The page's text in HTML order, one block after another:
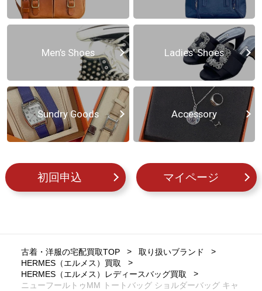
Men’s Shoes Ladies’ Shoes
Sundry Goods Accessory
初回申込 マイページ
古着・洋服の宅配買取TOP
取り扱いブランド
HERMES（エルメス）買取
HERMES（エルメス）レディースバッグ買取
ニューフールトゥMM トートバッグ ショルダーバッグ キャ